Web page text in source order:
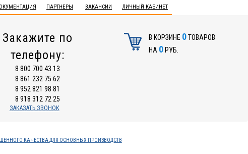
ПАРТНЕРЫ ВАКАНСИИ ЛИЧНЫЙ КАБИНЕТ
Закажите по
телефону:
8 800 700 43 13
8 861 232 75 62
8 952 821 98 81
8 918 312 72 25
ЗАКАЗАТЬ ЗВОНОК
В КОРЗИНЕ 0ТОВАРОВ
НА 0РУБ.
КАЧЕСТВА ДЛЯ ОСНОВНЫХ ПРОИЗВОДСТВ